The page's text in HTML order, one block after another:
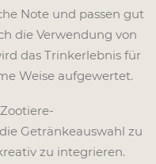
Note und passen gut
die Verwendung von
das Trinkerlebnis für
Weise aufgewertet.
Getränkeauswahl zu
zu integrieren.